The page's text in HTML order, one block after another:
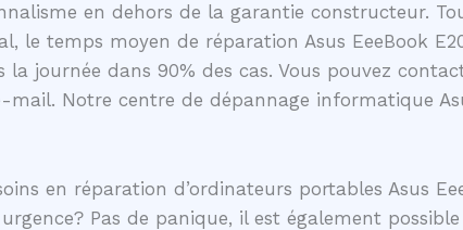
en dehors de la garantie constructeur.
temps moyen de réparation Asus EeeBook
la journée dans 90% des cas. Vous pouvez
mail. Notre centre de dépannage informatique
en réparation d’ordinateurs portables Asus
Pas de panique, il est également